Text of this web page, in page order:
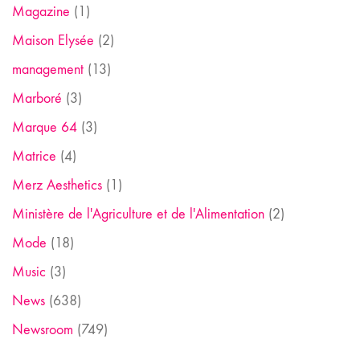
Magazine (1)
Maison Elysée (2)
management (13)
Marboré (3)
Marque 64 (3)
Matrice (4)
Merz Aesthetics (1)
Ministère de l'Agriculture et de l'Alimentation (2)
Mode (18)
Music (3)
News (638)
Newsroom (749)